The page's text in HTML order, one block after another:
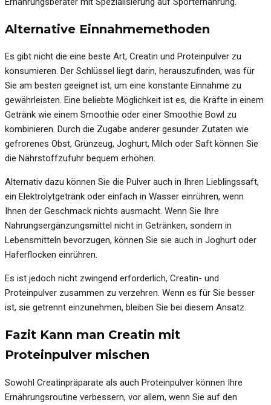
Alternative Einnahmemethoden
Es gibt nicht die eine beste Art, Creatin und Proteinpulver zu
konsumieren. Der Schlüssel liegt darin, herauszufinden, was für
Sie am besten geeignet ist, um eine konstante Einnahme zu
gewährleisten. Eine beliebte Möglichkeit ist es, die Kräfte in einem
Getränk wie einem Smoothie oder einer Smoothie Bowl zu
kombinieren. Durch die Zugabe anderer gesunder Zutaten wie
gefrorenes Obst, Grünzeug, Joghurt, Milch oder Saft können Sie
die Nährstoffzufuhr bequem erhöhen.
Alternativ dazu können Sie die Pulver auch in Ihren Lieblingssaft,
ein Elektrolytgetränk oder einfach in Wasser einrühren, wenn
Ihnen der Geschmack nichts ausmacht. Wenn Sie Ihre
Nahrungsergänzungsmittel nicht in Getränken, sondern in
Lebensmitteln bevorzugen, können Sie sie auch in Joghurt oder
Haferflocken einrühren.
Es ist jedoch nicht zwingend erforderlich, Creatin- und
Proteinpulver zusammen zu verzehren. Wenn es für Sie besser
ist, sie getrennt einzunehmen, bleiben Sie bei diesem Ansatz.
Fazit Kann man Creatin mit
Proteinpulver mischen
Sowohl Creatinpräparate als auch Proteinpulver können Ihre
Ernährungsroutine verbessern, vor allem, wenn Sie auf den